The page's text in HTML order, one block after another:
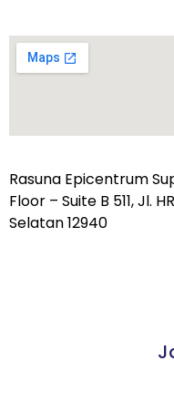
Rasuna Epicentrum
Floor – Suite B 511, Jl.
Selatan 12940